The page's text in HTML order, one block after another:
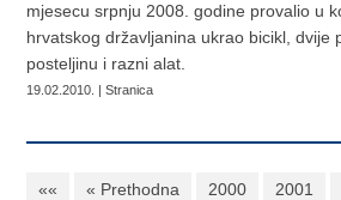
mjesecu srpnju 2008. godine provalio u
hrvatskog državljanina ukrao bicikl, dvije
posteljinu i razni alat.
19.02.2010. | Stranica
«« « Prethodna 2000 2001